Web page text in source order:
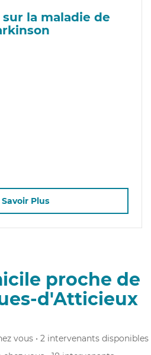
la maladie de
Savoir Plus
proche de
d'Atticieux
vous • 2 intervenants disponibles